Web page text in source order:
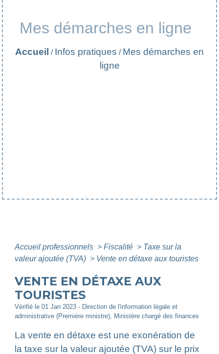
Mes démarches en ligne
Accueil / Infos pratiques / Mes démarches en
ligne
Accueil professionnels > Fiscalité > Taxe sur la
valeur ajoutée (TVA) > Vente en détaxe aux touristes
VENTE EN DÉTAXE AUX
TOURISTES
Vérifié le 01 Jan 2023 - Direction de l'information légale et
administrative (Première ministre), Ministère chargé des finances
La vente en détaxe est une exonération de
la taxe sur la valeur ajoutée (TVA) sur le prix